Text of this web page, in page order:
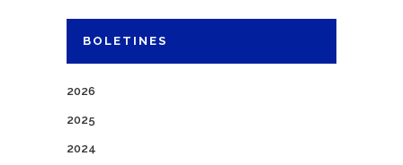
BOLETINES
2026
2025
2024